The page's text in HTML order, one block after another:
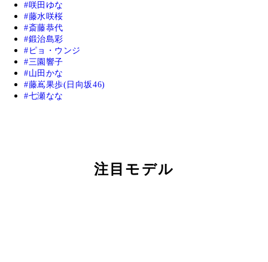
咲田ゆな
藤水咲桜
斎藤恭代
鍛治島彩
ピョ・ウンジ
三園響子
山田かな
藤嶌果歩(日向坂46)
七瀬なな
注目モデル